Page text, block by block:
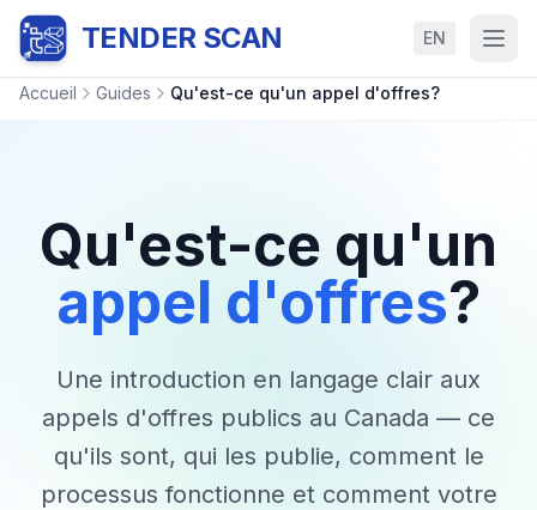
TENDER SCAN EN
Accueil Guides Qu'est-ce qu'un appel d'offres?
Qu'est-ce qu'un
appel d'offres?
Une introduction en langage clair aux
appels d'offres publics au Canada — ce
qu'ils sont, qui les publie, comment le
processus fonctionne et comment votre